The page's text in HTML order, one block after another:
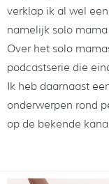
verklap ik al wel
namelijk solo mama
Over het solo
podcastserie die
Ik heb daarnaast
onderwerpen rond
op de bekende